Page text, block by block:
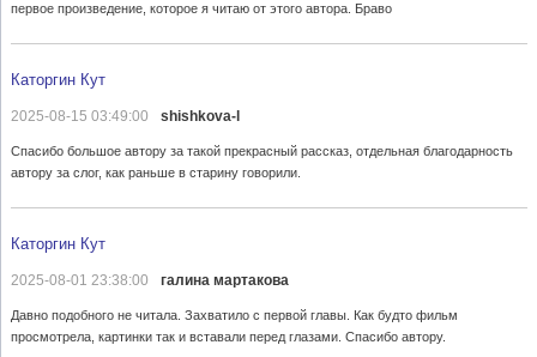
первое произведение, которое я читаю от этого автора. Браво
Каторгин Кут
2025-08-15 03:49:00 shishkova-l
Спасибо большое автору за такой прекрасный рассказ, отдельная благодарность
автору за слог, как раньше в старину говорили.
Каторгин Кут
2025-08-01 23:38:00 галина мартакова
Давно подобного не читала. Захватило с первой главы. Как будто фильм
просмотрела, картинки так и вставали перед глазами. Спасибо автору.